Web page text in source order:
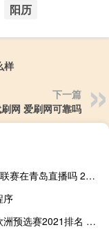
阳历
样
下一篇
网 爱刷网可靠吗
cba夏季联赛在青岛直播吗 2023年cba夏季联赛
序
世界杯欧洲预选赛2021排名 瑞士世界杯预选赛战绩